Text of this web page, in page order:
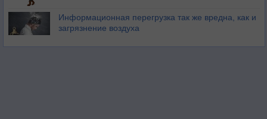
Информационная перегрузка так же вредна, как и
загрязнение воздуха